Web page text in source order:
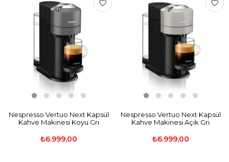
Nespresso Vertuo Next Kapsül
Kahve Makinesi Koyu Gri
₺6.999,00
Nespresso Vertuo Next Kapsül
Kahve Makinesi Açık Gri
₺6.999,00